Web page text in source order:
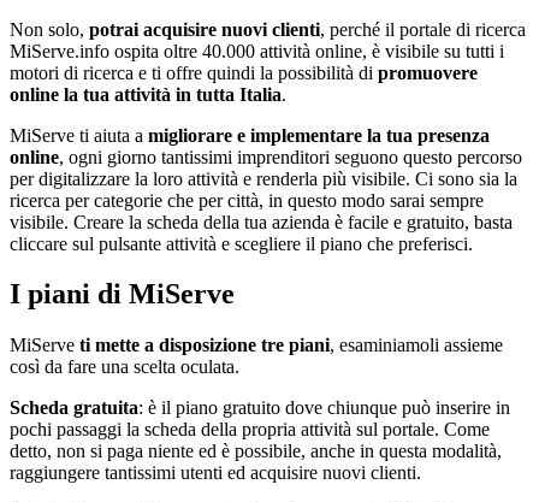
Non solo, potrai acquisire nuovi clienti, perché il portale di ricerca
MiServe.info ospita oltre 40.000 attività online, è visibile su tutti i
motori di ricerca e ti offre quindi la possibilità di promuovere
online la tua attività in tutta Italia.
MiServe ti aiuta a migliorare e implementare la tua presenza
online, ogni giorno tantissimi imprenditori seguono questo percorso
per digitalizzare la loro attività e renderla più visibile. Ci sono sia la
ricerca per categorie che per città, in questo modo sarai sempre
visibile. Creare la scheda della tua azienda è facile e gratuito, basta
cliccare sul pulsante attività e scegliere il piano che preferisci.
I piani di MiServe
MiServe ti mette a disposizione tre piani, esaminiamoli assieme
così da fare una scelta oculata.
Scheda gratuita: è il piano gratuito dove chiunque può inserire in
pochi passaggi la scheda della propria attività sul portale. Come
detto, non si paga niente ed è possibile, anche in questa modalità,
raggiungere tantissimi utenti ed acquisire nuovi clienti.